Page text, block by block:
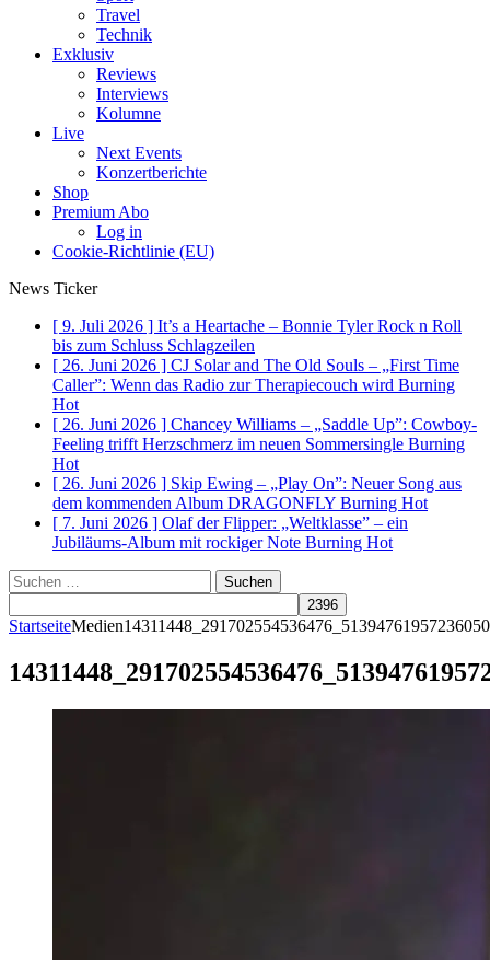
Travel
Technik
Exklusiv
Reviews
Interviews
Kolumne
Live
Next Events
Konzertberichte
Shop
Premium Abo
Log in
Cookie-Richtlinie (EU)
News Ticker
[ 9. Juli 2026 ] It’s a Heartache – Bonnie Tyler Rock n Roll
bis zum Schluss Schlagzeilen
[ 26. Juni 2026 ] CJ Solar and The Old Souls – „First Time
Caller”: Wenn das Radio zur Therapiecouch wird Burning
Hot
[ 26. Juni 2026 ] Chancey Williams – „Saddle Up”: Cowboy-
Feeling trifft Herzschmerz im neuen Sommersingle Burning
Hot
[ 26. Juni 2026 ] Skip Ewing – „Play On”: Neuer Song aus
dem kommenden Album DRAGONFLY Burning Hot
[ 7. Juni 2026 ] Olaf der Flipper: „Weltklasse” – ein
Jubiläums-Album mit rockiger Note Burning Hot
Suchen
nach:
StartseiteMedien